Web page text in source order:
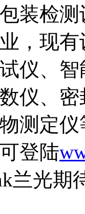
装检
，现
仪、
仪、
测定
登陆
兰光期